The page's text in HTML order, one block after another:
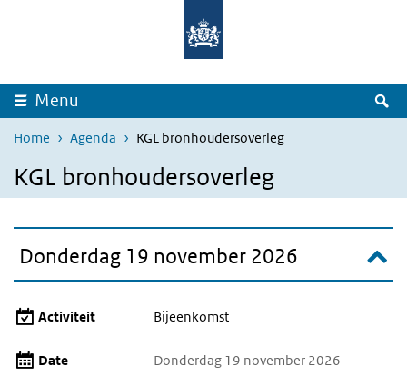
Overslaan en naar de inhoud gaan
Menu
Home Agenda KGL bronhoudersoverleg
KGL bronhoudersoverleg
Donderdag 19 november 2026
Activiteit Bijeenkomst
Date Donderdag 19 november 2026